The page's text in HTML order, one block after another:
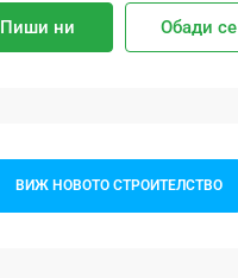
Пиши ни Обади се
ВИЖ НОВОТО СТРОИТЕЛСТВО